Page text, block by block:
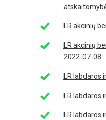
LR akcinių
LR akcinių
2022-07-08
LR
LR
LR